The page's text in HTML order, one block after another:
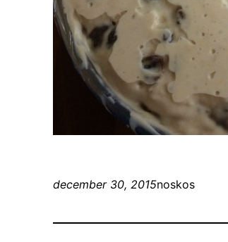
december 30, 2015noskos